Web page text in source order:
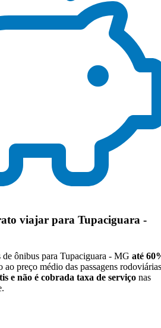
viajar para Tupaciguara -
ônibus para Tupaciguara - MG até
ao preço médio das passagens
e não é cobrada taxa de serviço nas